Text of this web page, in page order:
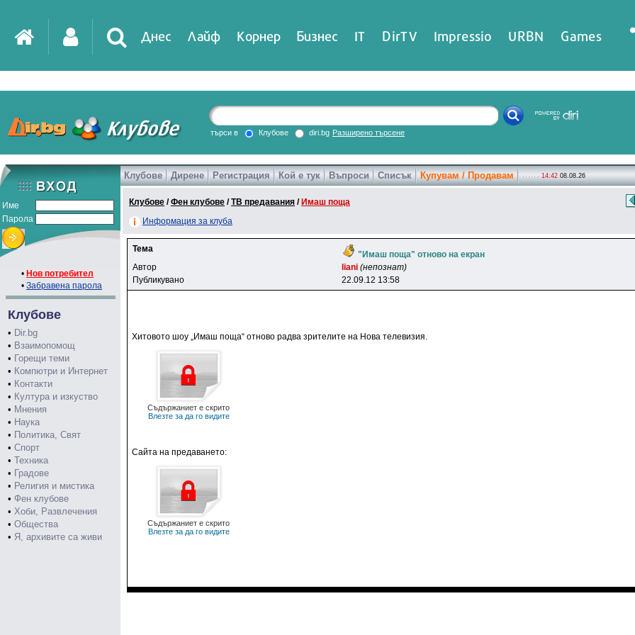
Днес Лайф Корнер Бизнес IT DirTV Impressio URBN Games
търси в Клубове diri.bg Разширено търсене
Име
Парола
• Нов потребител
• Забравена парола
Клубове
• Dir.bg
• Взаимопомощ
• Горещи теми
• Компютри и Интернет
• Контакти
• Култура и изкуство
• Мнения
• Наука
• Политика, Свят
• Спорт
• Техника
• Градове
• Религия и мистика
• Фен клубове
• Хоби, Развлечения
• Общества
• Я, архивите са живи
Клубове Дирене Регистрация Кой е тук Въпроси Списък Купувам / Продавам 14:42 08.08.26
Клубове /Фен клубове /ТВ предавания / Имаш поща
Информация за клуба
Тема
"Имаш поща" отново на екран
Автор
liani (непознат)
Публикувано
22.09.12 13:58
Хитовото шоу „Имаш поща“ отново радва зрителите на Нова телевизия.
Съдържаниет е скрито
Влезте за да го видите
Сайта на предаването:
Съдържаниет е скрито
Влезте за да го видите